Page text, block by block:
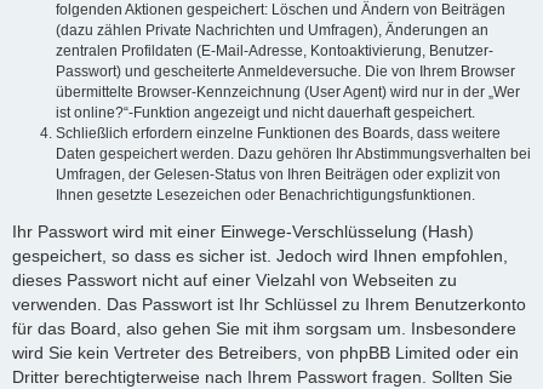
folgenden Aktionen gespeichert: Löschen und Ändern von Beiträgen
(dazu zählen Private Nachrichten und Umfragen), Änderungen an
zentralen Profildaten (E-Mail-Adresse, Kontoaktivierung, Benutzer-
Passwort) und gescheiterte Anmeldeversuche. Die von Ihrem Browser
übermittelte Browser-Kennzeichnung (User Agent) wird nur in der „Wer
ist online?“-Funktion angezeigt und nicht dauerhaft gespeichert.
Schließlich erfordern einzelne Funktionen des Boards, dass weitere
Daten gespeichert werden. Dazu gehören Ihr Abstimmungsverhalten bei
Umfragen, der Gelesen-Status von Ihren Beiträgen oder explizit von
Ihnen gesetzte Lesezeichen oder Benachrichtigungsfunktionen.
Ihr Passwort wird mit einer Einwege-Verschlüsselung (Hash)
gespeichert, so dass es sicher ist. Jedoch wird Ihnen empfohlen,
dieses Passwort nicht auf einer Vielzahl von Webseiten zu
verwenden. Das Passwort ist Ihr Schlüssel zu Ihrem Benutzerkonto
für das Board, also gehen Sie mit ihm sorgsam um. Insbesondere
wird Sie kein Vertreter des Betreibers, von phpBB Limited oder ein
Dritter berechtigterweise nach Ihrem Passwort fragen. Sollten Sie